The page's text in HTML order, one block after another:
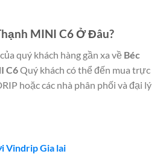
MINI C6 Ở Đâu?
quý khách hàng gần xa về Béc
C6Quý khách có thể đến mua trực
hoặc các nhà phân phối và đại lý
Vindrip Gia lai